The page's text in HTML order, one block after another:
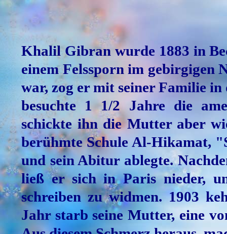
Khalil Gibran wurde 1883 in
einem Felssporn im gebirgigen
war, zog er mit seiner Familie
besuchte 1 1/2 Jahre die
schickte ihn die Mutter aber
berühmte Schule Al-Hikamat,
und sein Abitur ablegte.
ließ er sich in Paris nieder,
schreiben zu widmen. 1903
Jahr starb seine Mutter, eine